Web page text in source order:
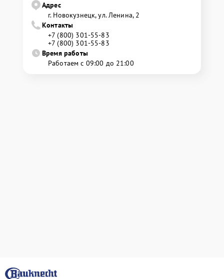
Адрес
г. Новокузнецк, ул. Ленина, 2
Контакты
+7 (800) 301-55-83
+7 (800) 301-55-83
Время работы
Работаем с 09:00 до 21:00